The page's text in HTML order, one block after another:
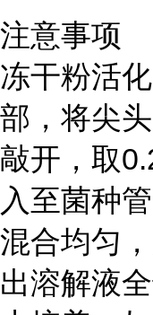
注意事项
冻干粉活
部，将尖
敲开，取
入至菌种
混合均匀
出溶解液